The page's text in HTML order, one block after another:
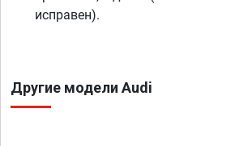
исправен).
Другие модели Audi